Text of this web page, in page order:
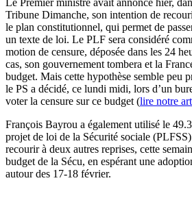
Tribune Dimanche, son intention de
le plan constitutionnel, qui permet de
un texte de loi. Le PLF sera considéré
motion de censure, déposée dans les 24
cas, son gouvernement tombera et la
budget. Mais cette hypothèse semble peu
le PS a décidé, ce lundi midi, lors d’un
voter la censure sur ce budget (lire notre
François Bayrou a également utilisé le
projet de loi de la Sécurité sociale
recourir à deux autres reprises, cette
budget de la Sécu, en espérant une
autour des 17-18 février.